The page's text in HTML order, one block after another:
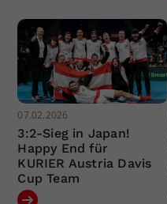
07.02.2026
3:2-Sieg in Japan!
Happy End für
KURIER Austria Davis
Cup Team